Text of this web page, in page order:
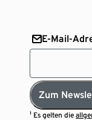
E-Mail-
Zum
¹ Es gelten die